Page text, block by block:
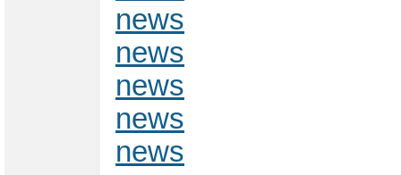
news
news
news
news
news